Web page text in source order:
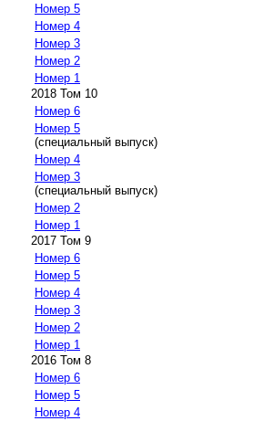
Номер 5
Номер 4
Номер 3
Номер 2
Номер 1
2018 Том 10
Номер 6
Номер 5
(специальный выпуск)
Номер 4
Номер 3
(специальный выпуск)
Номер 2
Номер 1
2017 Том 9
Номер 6
Номер 5
Номер 4
Номер 3
Номер 2
Номер 1
2016 Том 8
Номер 6
Номер 5
Номер 4